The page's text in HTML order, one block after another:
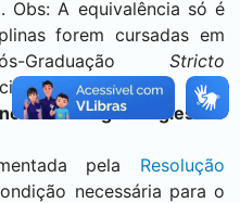
Obs: A equivalência só é
forem cursadas em
Graduação Stricto
pela Capes.
em língua inglesa e
pela Resolução
necessária para o